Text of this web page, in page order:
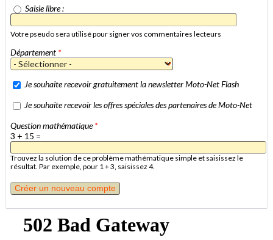
Saisie libre :
Votre pseudo sera utilisé pour signer vos commentaires lecteurs
Département *
Je souhaite recevoir gratuitement la newsletter Moto-Net Flash
Je souhaite recevoir les offres spéciales des partenaires de Moto-Net
Question mathématique*
3 + 15 =
Trouvez la solution de ce problème mathématique simple et saisissez le
résultat. Par exemple, pour 1 + 3, saisissez 4.